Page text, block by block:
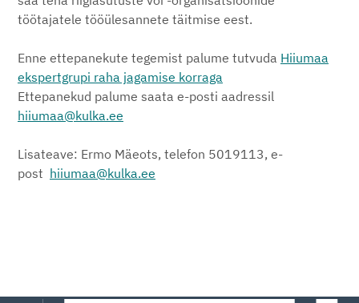
töötajatele tööülesannete täitmise eest.
Enne ettepanekute tegemist palume tutvuda Hiiumaa
ekspertgrupi raha jagamise korraga
Ettepanekud palume saata e-posti aadressil
hiiumaa@kulka.ee
Lisateave: Ermo Mäeots, telefon 5019113, e-
post hiiumaa@kulka.ee